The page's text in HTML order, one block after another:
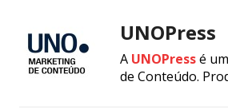
UNOPress
A UNOPressé
de Conteúdo.